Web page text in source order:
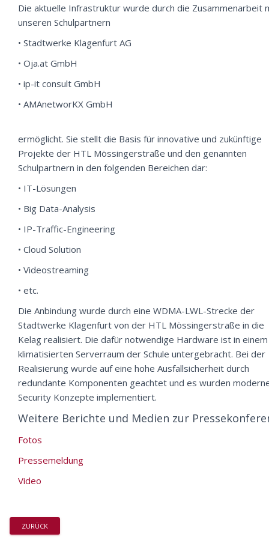
Die aktuelle Infrastruktur wurde durch die Zusammenarbeit
unseren Schulpartnern
• Stadtwerke Klagenfurt AG
• Oja.at GmbH
• ip-it consult GmbH
• AMAnetworKX GmbH
ermöglicht. Sie stellt die Basis für innovative und zukünftige
Projekte der HTL Mössingerstraße und den genannten
Schulpartnern in den folgenden Bereichen dar:
• IT-Lösungen
• Big Data-Analysis
• IP-Traffic-Engineering
• Cloud Solution
• Videostreaming
• etc.
Die Anbindung wurde durch eine WDMA-LWL-Strecke der
Stadtwerke Klagenfurt von der HTL Mössingerstraße in die
Kelag realisiert. Die dafür notwendige Hardware ist in einem
klimatisierten Serverraum der Schule untergebracht. Bei der
Realisierung wurde auf eine hohe Ausfallsicherheit durch
redundante Komponenten geachtet und es wurden
Security Konzepte implementiert.
Weitere Berichte und Medien zur
Fotos
Pressemeldung
Video
ZURÜCK